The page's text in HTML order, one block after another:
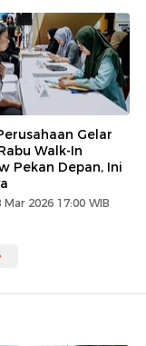
Gelar
Walk-In
Pekan Depan, Ini
2026 17:00 WIB